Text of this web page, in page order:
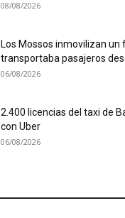
08/08/2026
Los Mossos inmovilizan un
transportaba pasajeros
06/08/2026
2.400 licencias del taxi de
con Uber
06/08/2026